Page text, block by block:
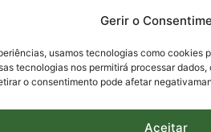
Gerir o
usamos tecnologias como cookies
tecnologias nos permitirá processar
o consentimento pode afetar
Aceitar